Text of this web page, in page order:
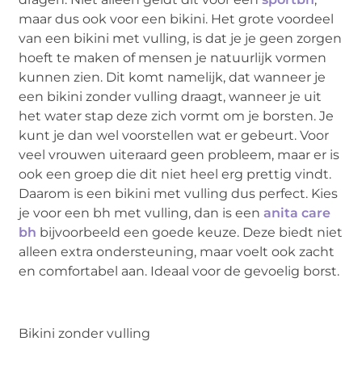
maar dus ook voor een bikini. Het grote voordeel
van een bikini met vulling, is dat je je geen zorgen
hoeft te maken of mensen je natuurlijk vormen
kunnen zien. Dit komt namelijk, dat wanneer je
een bikini zonder vulling draagt, wanneer je uit
het water stap deze zich vormt om je borsten. Je
kunt je dan wel voorstellen wat er gebeurt. Voor
veel vrouwen uiteraard geen probleem, maar er is
ook een groep die dit niet heel erg prettig vindt.
Daarom is een bikini met vulling dus perfect. Kies
je voor een bh met vulling, dan is eenanita care
bh bijvoorbeeld een goede keuze. Deze biedt niet
alleen extra ondersteuning, maar voelt ook zacht
en comfortabel aan. Ideaal voor de gevoelig borst.
Bikini zonder vulling